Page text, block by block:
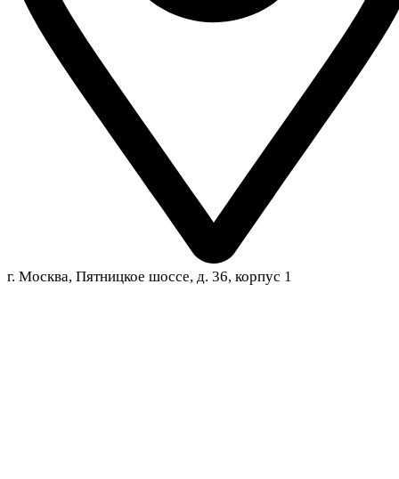
г. Москва, Пятницкое шоссе, д. 36, корпус 1